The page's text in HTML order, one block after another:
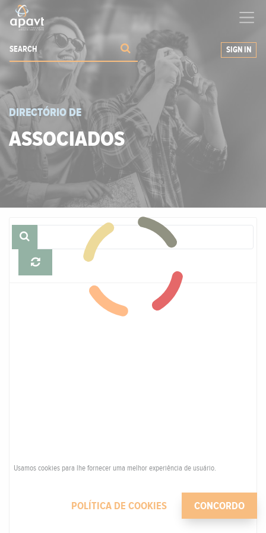
grow your business
SIGN IN
DIRECTÓRIO DE
ASSOCIADOS
Usamos cookies para lhe fornecer uma melhor experiência de usuário.
POLÍTICA DE COOKIES CONCORDO